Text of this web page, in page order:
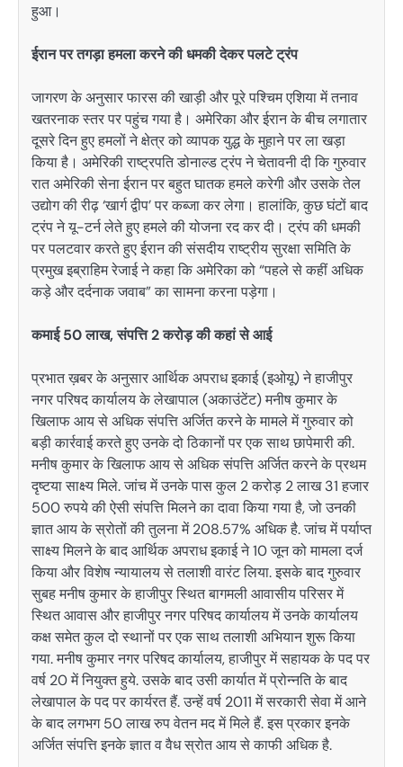
हुआ।
ईरान पर तगड़ा हमला करने की धमकी देकर पलटे ट्रंप
जागरण के अनुसार फारस की खाड़ी और पूरे पश्चिम एशिया में तनाव
खतरनाक स्तर पर पहुंच गया है। अमेरिका और ईरान के बीच लगातार
दूसरे दिन हुए हमलों ने क्षेत्र को व्यापक युद्ध के मुहाने पर ला खड़ा
किया है। अमेरिकी राष्ट्रपति डोनाल्ड ट्रंप ने चेतावनी दी कि गुरुवार
रात अमेरिकी सेना ईरान पर बहुत घातक हमले करेगी और उसके तेल
उद्योग की रीढ़ ‘खार्ग द्वीप’ पर कब्जा कर लेगा। हालांकि, कुछ घंटों बाद
ट्रंप ने यू-टर्न लेते हुए हमले की योजना रद कर दी। ट्रंप की धमकी
पर पलटवार करते हुए ईरान की संसदीय राष्ट्रीय सुरक्षा समिति के
प्रमुख इब्राहिम रेजाई ने कहा कि अमेरिका को “पहले से कहीं अधिक
कड़े और दर्दनाक जवाब” का सामना करना पड़ेगा।
कमाई 50 लाख, संपत्ति 2 करोड़ की कहां से आई
प्रभात ख़बर के अनुसार आर्थिक अपराध इकाई (इओयू) ने हाजीपुर
नगर परिषद कार्यालय के लेखापाल (अकाउंटेंट) मनीष कुमार के
खिलाफ आय से अधिक संपत्ति अर्जित करने के मामले में गुरुवार को
बड़ी कार्रवाई करते हुए उनके दो ठिकानों पर एक साथ छापेमारी की.
मनीष कुमार के खिलाफ आय से अधिक संपत्ति अर्जित करने के प्रथम
दृष्टया साक्ष्य मिले. जांच में उनके पास कुल 2 करोड़ 2 लाख 31 हजार
500 रुपये की ऐसी संपत्ति मिलने का दावा किया गया है, जो उनकी
ज्ञात आय के स्रोतों की तुलना में 208.57% अधिक है. जांच में पर्याप्त
साक्ष्य मिलने के बाद आर्थिक अपराध इकाई ने 10 जून को मामला दर्ज
किया और विशेष न्यायालय से तलाशी वारंट लिया. इसके बाद गुरुवार
सुबह मनीष कुमार के हाजीपुर स्थित बागमली आवासीय परिसर में
स्थित आवास और हाजीपुर नगर परिषद कार्यालय में उनके कार्यालय
कक्ष समेत कुल दो स्थानों पर एक साथ तलाशी अभियान शुरू किया
गया. मनीष कुमार नगर परिषद कार्यालय, हाजीपुर में सहायक के पद पर
वर्ष 20 में नियुक्त हुये. उसके बाद उसी कार्यात में प्रोन्नति के बाद
लेखापाल के पद पर कार्यरत हैं. उन्हें वर्ष 2011 में सरकारी सेवा में आने
के बाद लगभग 50 लाख रुप वेतन मद में मिले हैं. इस प्रकार इनके
अर्जित संपत्ति इनके ज्ञात व वैध स्रोत आय से काफी अधिक है.